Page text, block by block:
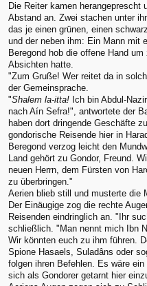
Die Reiter kamen herangeprescht
Abstand an. Zwei stachen unter
das je einen grünen, einen
und der neben ihm: Ein Mann mit
Beregond hob die offene Hand
Absichten hatte.
"Zum Gruße! Wer reitet da in
der Gemeinsprache.
"Shalem la-itta! Ich bin Abdul-
nach Aín Sefra!", antwortete der
haben dort dringende Geschäfte
gondorische Reisende hier in
Beregond verzog leicht den
Land gehört zu Gondor, Freund.
neuen Herrn, dem Fürsten von
zu überbringen."
Aerien blieb still und musterte die
Der Einäugige zog die rechte
Reisenden eindringlich an. "Ihr
schließlich. "Man nennt mich Ibn
Wir könnten euch zu ihm führen.
Spione Hasaels, Suladâns oder
folgen ihren Befehlen. Es wäre
sich als Gondorer getarnt hier